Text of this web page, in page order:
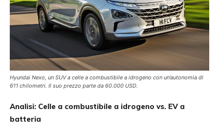
Hyundai Nexo, un SUV a celle a combustibile a idrogeno con un’autonomia di
611 chilometri. Il suo prezzo parte da 60.000 USD.
Analisi: Celle a combustibile a idrogeno vs. EV a
batteria